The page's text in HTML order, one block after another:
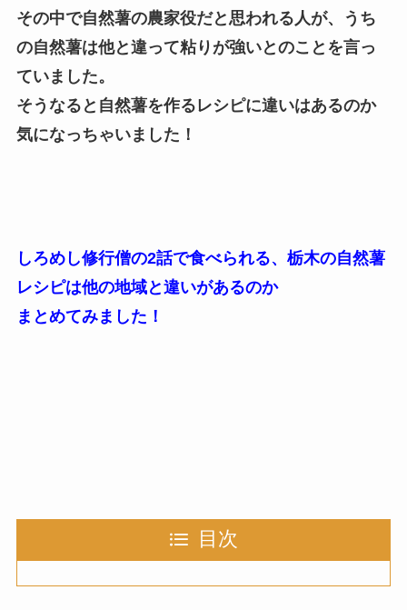
その中で自然薯の農家役だと思われる人が、うち
の自然薯は他と違って粘りが強いとのことを言っ
ていました。
そうなると自然薯を作るレシピに違いはあるのか
気になっちゃいました！
しろめし修行僧の2話で食べられる、栃木の自然薯
レシピは他の地域と違いがあるのか
まとめてみました！
目次